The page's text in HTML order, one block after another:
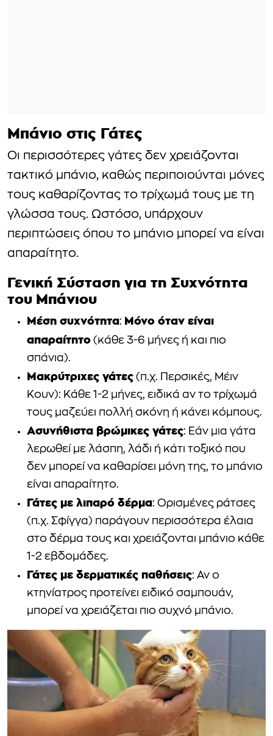
Μπάνιο στις Γάτες
Οι περισσότερες γάτες δεν χρειάζονται
τακτικό μπάνιο, καθώς περιποιούνται μόνες
τους καθαρίζοντας το τρίχωμά τους με τη
γλώσσα τους. Ωστόσο, υπάρχουν
περιπτώσεις όπου το μπάνιο μπορεί να είναι
απαραίτητο.
Γενική Σύσταση για τη Συχνότητα
του Μπάνιου
Μέση συχνότητα: Μόνο όταν είναι
απαραίτητο (κάθε 3-6 μήνες ή και πιο
σπάνια).
Μακρύτριχες γάτες (π.χ. Περσικές, Μέιν
Κουν): Κάθε 1-2 μήνες, ειδικά αν το τρίχωμά
τους μαζεύει πολλή σκόνη ή κάνει κόμπους.
Ασυνήθιστα βρώμικες γάτες: Εάν μια γάτα
λερωθεί με λάσπη, λάδι ή κάτι τοξικό που
δεν μπορεί να καθαρίσει μόνη της, το μπάνιο
είναι απαραίτητο.
Γάτες με λιπαρό δέρμα: Ορισμένες ράτσες
(π.χ. Σφίγγα) παράγουν περισσότερα έλαια
στο δέρμα τους και χρειάζονται μπάνιο κάθε
1-2 εβδομάδες.
Γάτες με δερματικές παθήσεις: Αν ο
κτηνίατρος προτείνει ειδικό σαμπουάν,
μπορεί να χρειάζεται πιο συχνό μπάνιο.